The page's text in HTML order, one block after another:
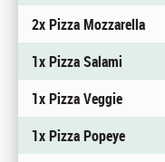
2x Pizza Mozzarella
1x Pizza Salami
1x Pizza Veggie
1x Pizza Popeye